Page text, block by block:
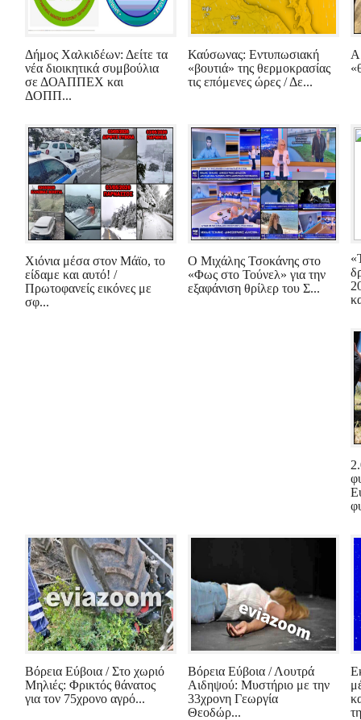
Δήμος Χαλκιδέων: Δείτε τα
νέα διοικητικά συμβούλια
σε ΔΟΑΠΠΕΧ και
ΔΟΠΠ...
Καύσωνας: Εντυπωσιακή
«βουτιά» της θερμοκρασίας
τις επόμενες ώρες / Δε...
Χιόνια μέσα στον Μάϊο, το
είδαμε και αυτό! /
Πρωτοφανείς εικόνες με
σφ...
Ο Μιχάλης Τσοκάνης στο
«Φως στο Τούνελ» για την
εξαφάνιση θρίλερ του Σ...
Βόρεια Εύβοια / Στο χωριό
Μηλιές: Φρικτός θάνατος
για τον 75χρονο αγρό...
Βόρεια Εύβοια / Λουτρά
Αιδηψού: Μυστήριο με την
33χρονη Γεωργία
Θεοδώρ...